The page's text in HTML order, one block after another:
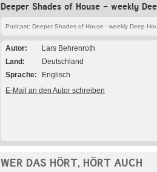
Deeper Shades of House - weekly
Podcast: Deeper Shades of House - weekly Deep
Autor
Lars Behrenroth
Land
Deutschland
Sprache
Englisch
E-Mail an den Autor schreiben
WER DAS HÖRT, HÖRT AUCH